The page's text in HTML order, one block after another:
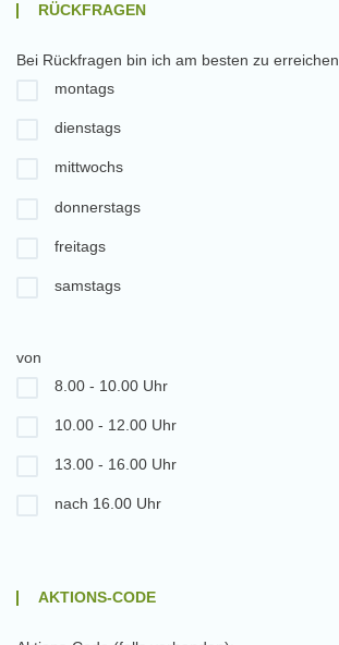
RÜCKFRAGEN
Bei Rückfragen bin ich am besten zu erreichen
montags
dienstags
mittwochs
donnerstags
freitags
samstags
von
8.00 - 10.00 Uhr
10.00 - 12.00 Uhr
13.00 - 16.00 Uhr
nach 16.00 Uhr
AKTIONS-CODE